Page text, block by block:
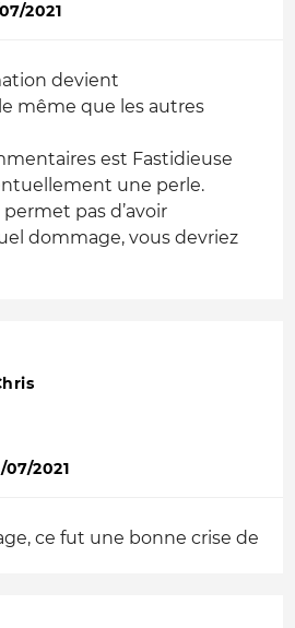
2021
devient
même que les autres
est Fastidieuse
une perle.
pas d’avoir
dommage, vous devriez
2021
ce fut une bonne crise de